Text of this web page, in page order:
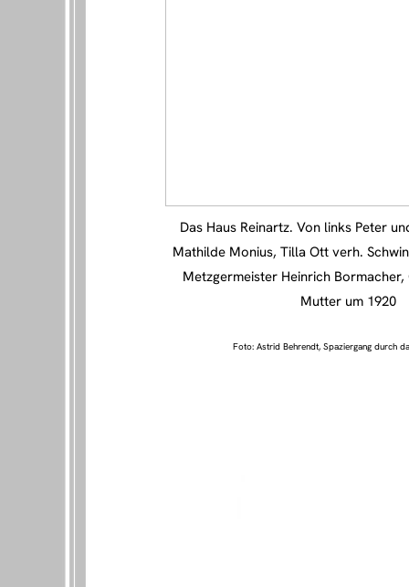
Das Haus Reinartz. Von links Peter
Mathilde Monius, Tilla Ott verh.
Metzgermeister Heinrich
Mutter um 1920
Foto: Astrid Behrendt, Spaziergang durch